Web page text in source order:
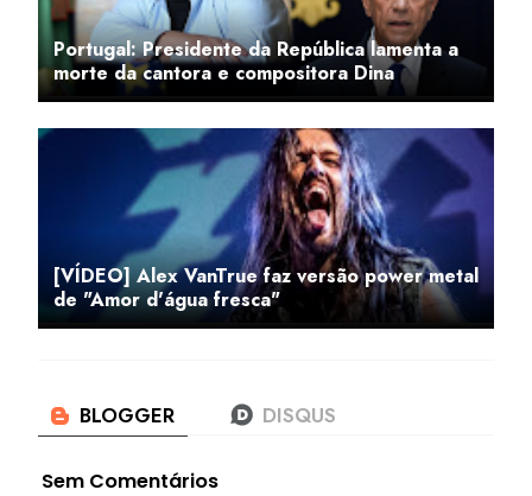
Portugal: Presidente da República lamenta a
morte da cantora e compositora Dina
[VÍDEO] Alex VanTrue faz versão power metal
de "Amor d'água fresca"
Sem Comentários